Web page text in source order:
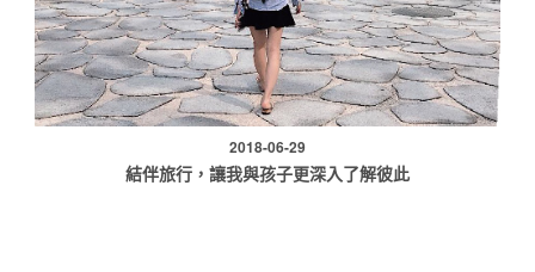
2018-06-29
結伴旅行，讓我與孩子更深入了解彼此